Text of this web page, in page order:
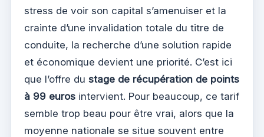
stress de voir son capital s’amenuiser et la
crainte d’une invalidation totale du titre de
conduite, la recherche d’une solution rapide
et économique devient une priorité. C’est ici
que l’offre du stage de récupération de points
à 99 euros intervient. Pour beaucoup, ce tarif
semble trop beau pour être vrai, alors que la
moyenne nationale se situe souvent entre